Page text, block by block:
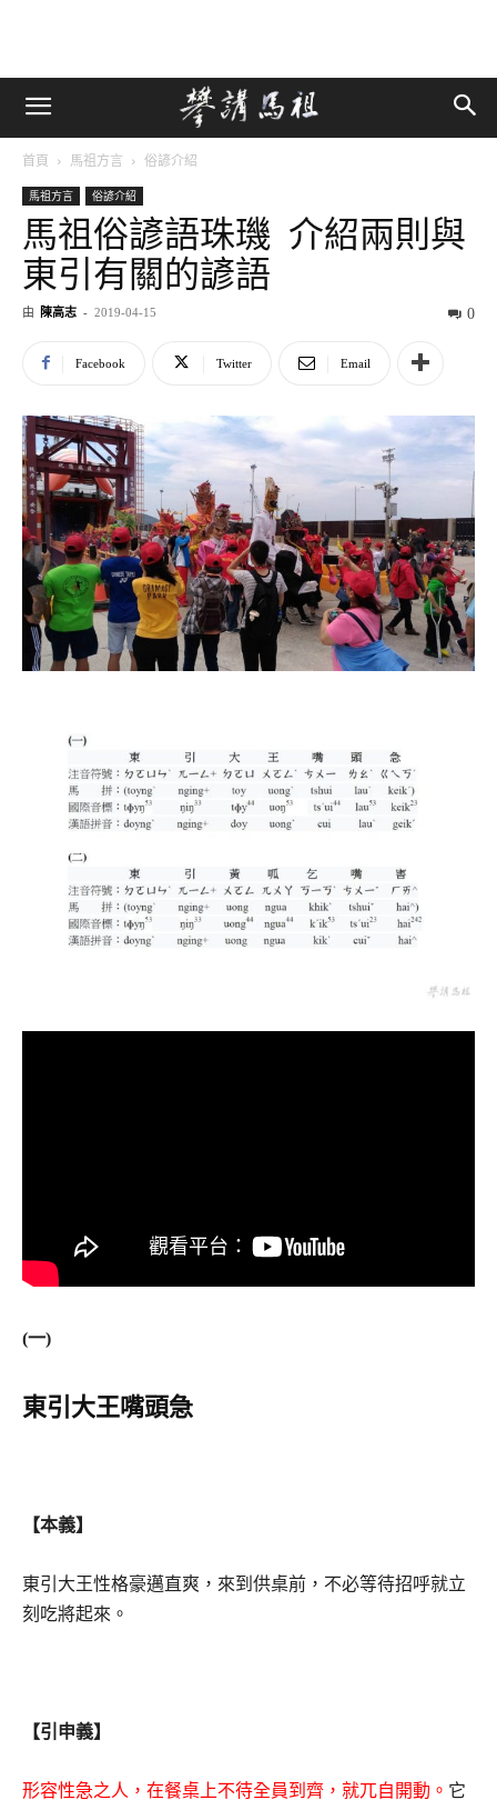
首頁 馬祖方言 俗諺介紹
馬祖方言 俗諺介紹
馬祖俗諺語珠璣 介紹兩則與
東引有關的諺語
由 陳高志 - 2019-04-15 0
Facebook Twitter Email
(一)
東引 大王嘴頭急
【本義】
東引大王性格豪邁直爽，來到供桌前，不必等待招呼就立
刻吃將起來。
【引申義】
形容性急之人，在餐桌上不待全員到齊，就兀自開動。 它